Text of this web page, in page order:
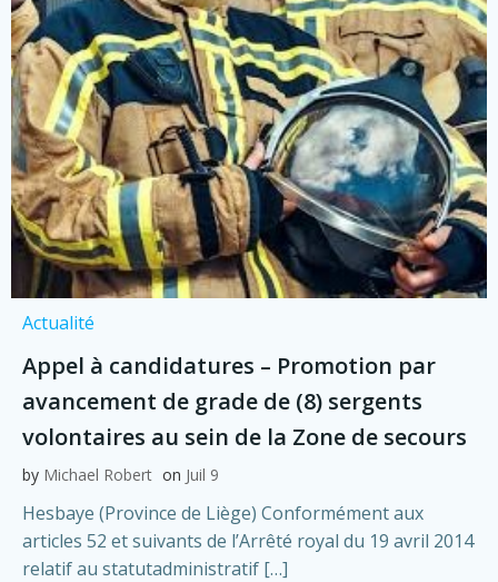
Actualité
Appel à candidatures – Promotion par
avancement de grade de (8) sergents
volontaires au sein de la Zone de secours
by Michael Robert on Juil 9
Hesbaye (Province de Liège) Conformément aux
articles 52 et suivants de l’Arrêté royal du 19 avril 2014
relatif au statutadministratif […]